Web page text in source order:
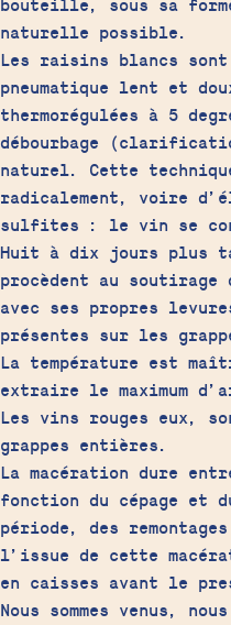
bouteille, sous sa
naturelle possible.
Les raisins blancs sont
pneumatique lent et
thermorégulées à 5
débourbage
naturel. Cette
radicalement, voire
sulfites : le vin se
Huit à dix jours plus
procèdent au
avec ses propres
présentes sur les
La température est
extraire le maximum
Les vins rouges eux,
grappes entières.
La macération dure
fonction du cépage et
période, des
l’issue de cette
en caisses avant le
Nous sommes venus,